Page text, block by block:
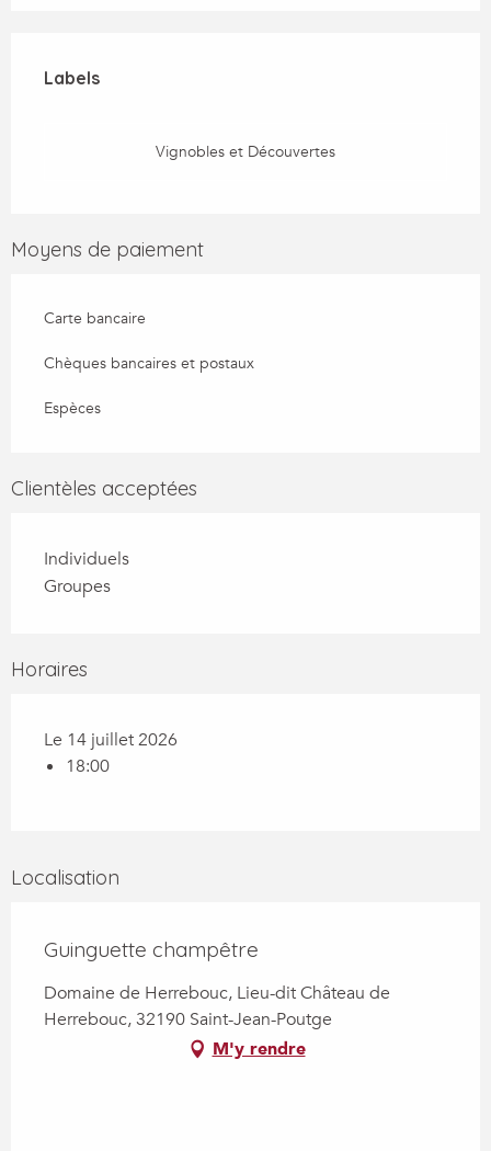
Labels
Labels
Vignobles et Découvertes
Moyens de paiement
Carte bancaire
Chèques bancaires et postaux
Espèces
Clientèles acceptées
Individuels
Groupes
Horaires
Le 14 juillet 2026
18:00
Localisation
Guinguette champêtre
Domaine de Herrebouc, Lieu-dit Château de
Herrebouc, 32190 Saint-Jean-Poutge
M'y rendre